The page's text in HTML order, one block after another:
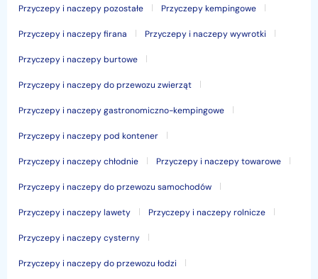
Przyczepy i naczepy pozostałe Przyczepy kempingowe
Przyczepy i naczepy firana Przyczepy i naczepy wywrotki
Przyczepy i naczepy burtowe
Przyczepy i naczepy do przewozu zwierząt
Przyczepy i naczepy gastronomiczno-kempingowe
Przyczepy i naczepy pod kontener
Przyczepy i naczepy chłodnie Przyczepy i naczepy towarowe
Przyczepy i naczepy do przewozu samochodów
Przyczepy i naczepy lawety Przyczepy i naczepy rolnicze
Przyczepy i naczepy cysterny
Przyczepy i naczepy do przewozu łodzi